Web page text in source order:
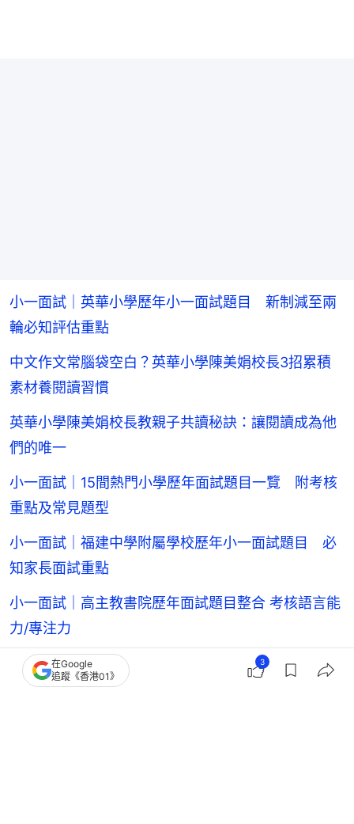
小一面試｜英華小學歷年小一面試題目 新制減至兩
輪必知評估重點
中文作文常腦袋空白？英華小學陳美娟校長3招累積
素材養閱讀習慣
英華小學陳美娟校長教親子共讀秘訣：讓閱讀成為他
們的唯一
小一面試｜15間熱門小學歷年面試題目一覽 附考核
重點及常見題型
小一面試｜福建中學附屬學校歷年小一面試題目 必
知家長面試重點
小一面試｜高主教書院歷年面試題目整合 考核語言能
力/專注力
小一面試｜喇沙小學歷年面試叩門題目附學術題目必
知喇沙紳士精神
在Google
追蹤《香港01》
3